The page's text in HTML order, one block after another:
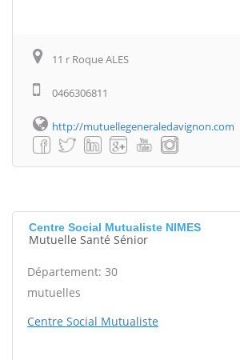
11 r Roque ALES
0466306811
http://mutuellegeneraledavignon.com
Centre Social Mutualiste NIMES
Mutuelle Santé Sénior
Département: 30
mutuelles
Centre Social Mutualiste